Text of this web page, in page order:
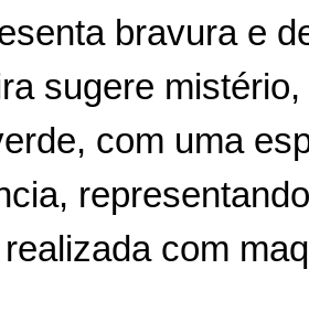
bravura e
sugere
com uma
com